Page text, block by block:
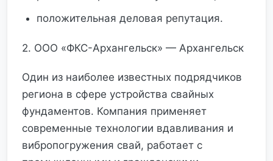
положительная деловая репутация.
2. ООО «ФКС-Архангельск» — Архангельск
Один из наиболее известных подрядчиков
региона в сфере устройства свайных
фундаментов. Компания применяет
современные технологии вдавливания и
вибропогружения свай, работает с